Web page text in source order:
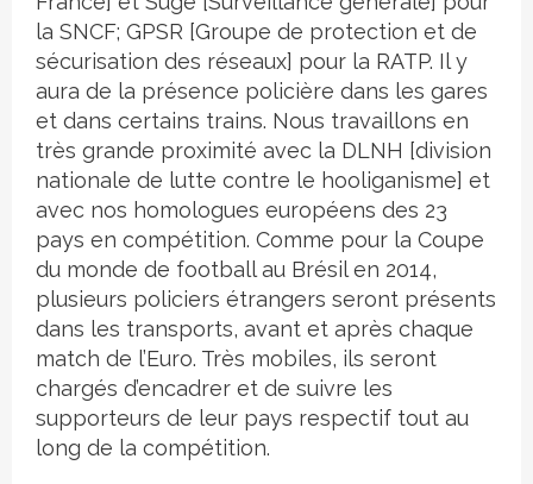
la SNCF; GPSR [Groupe de protection et de
sécurisation des réseaux] pour la RATP. Il y
aura de la présence policière dans les gares
et dans certains trains. Nous travaillons en
très grande proximité avec la DLNH [division
nationale de lutte contre le hooliganisme] et
avec nos homologues européens des 23
pays en compétition. Comme pour la Coupe
du monde de football au Brésil en 2014,
plusieurs policiers étrangers seront présents
dans les transports, avant et après chaque
match de l’Euro. Très mobiles, ils seront
chargés d’encadrer et de suivre les
supporteurs de leur pays respectif tout au
long de la compétition.